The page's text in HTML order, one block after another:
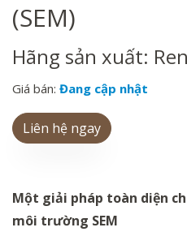
(SEM)
Hãng sản xuất:
Giá bán: Đang cập nhật
Liên hệ ngay
Một giải pháp toàn diện
môi trường SEM